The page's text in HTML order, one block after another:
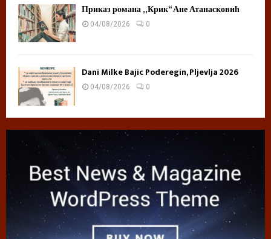
Приказ романа „Крик“ Ане Атанасковић
04/08/2026 0
Dani Milke Bajic Poderegin, Pljevlja 2026
04/08/2026 0